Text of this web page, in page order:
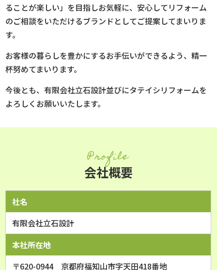
ることが楽しい」を目指しお気軽に、安心してリフォーム
のご相談をいただけるブランドとしてご提案してまいりま
す。
お客様の暮らしを豊かにするお手伝いができるよう、精一
杯努めてまいります。
今後とも、有限会社立石設計並びにタテイシリフォームを
よろしくお願いいたします。
Profile
会社概要
社名
有限会社立石設計
本社所在地
〒620-0944 京都府福知山市字天田418番地